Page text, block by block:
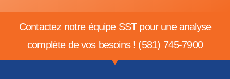
Contactez notre équipe SST pour une analyse
complète de vos besoins ! (581) 745-7900